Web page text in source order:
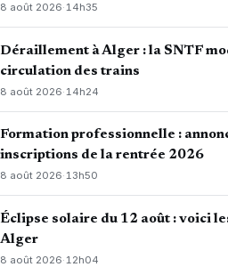
8 août 2026·14h35
Déraillement à Alger : la SNTF
circulation des trains
8 août 2026· 14h24
Formation professionnelle :
inscriptions de la rentrée 2026
8 août 2026·13h50
Éclipse solaire du 12 août : voici
Alger
8 août 2026· 12h04